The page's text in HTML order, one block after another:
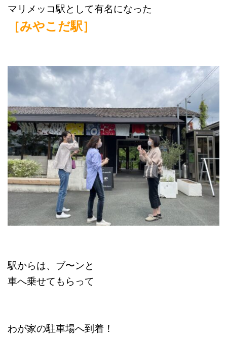
マリメッコ駅として有名になった
［みやこだ駅］
駅からは、ブ〜ンと
車へ乗せてもらって
わが家の駐車場へ到着！